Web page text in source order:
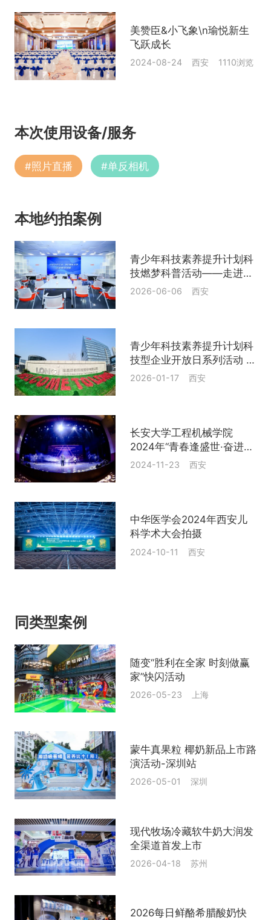
美赞臣&小飞象\n瑜悦新生
飞跃成长
2024-08-24 西安 1110浏览
本次使用设备/服务
#照片直播 #单反相机
本地约拍案例
青少年科技素养提升计划科
技燃梦科普活动——走进陕
西西安
2026-06-06 西安
青少年科技素养提升计划科
技型企业开放日系列活动 光
伏点亮生活 绿色赋能未来
2026-01-17 西安
长安大学工程机械学院
2024年“青春逢盛世·奋进绘
新章”迎新文艺晚会
2024-11-23 西安
中华医学会2024年西安儿
科学术大会拍摄
2024-10-11 西安
同类型案例
随变“胜利在全家 时刻做赢
家”快闪活动
2026-05-23 上海
蒙牛真果粒 椰奶新品上市路
演活动-深圳站
2026-05-01 深圳
现代牧场冷藏软牛奶大润发
全渠道首发上市
2026-04-18 苏州
2026每日鲜酪希腊酸奶快